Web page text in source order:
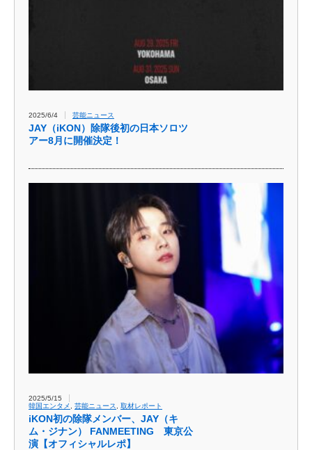
2025/6/4 芸能ニュース
JAY（iKON）除隊後初の日本ソロツ
アー8月に開催決定！
2025/5/15
韓国エンタメ
芸能ニュース 取材レポート
iKON初の除隊メンバー、JAY（キ
ム・ジナン） FANMEETING 東京公
演【オフィシャルレポ】